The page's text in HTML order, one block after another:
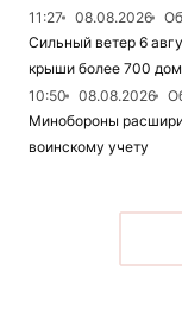
11:27
08.08.2026
Сильный ветер 6
крыши более 700
10:50
08.08.2026
Минобороны
воинскому учету